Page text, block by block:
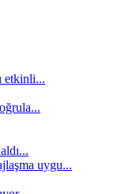
etkinli...
uygu...